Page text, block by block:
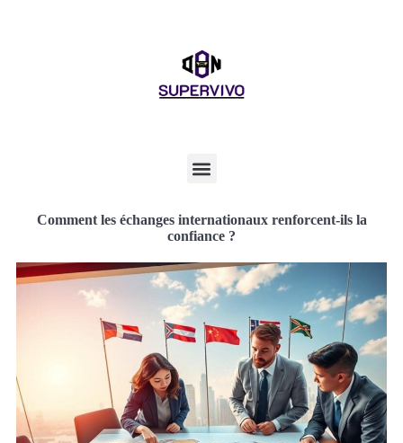
Comment les échanges internationaux renforcent-ils la
confiance ?